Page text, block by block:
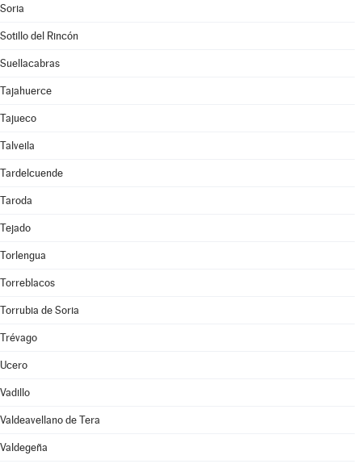
Soria
Sotillo del Rincón
Suellacabras
Tajahuerce
Tajueco
Talveila
Tardelcuende
Taroda
Tejado
Torlengua
Torreblacos
Torrubia de Soria
Trévago
Ucero
Vadillo
Valdeavellano de Tera
Valdegeña